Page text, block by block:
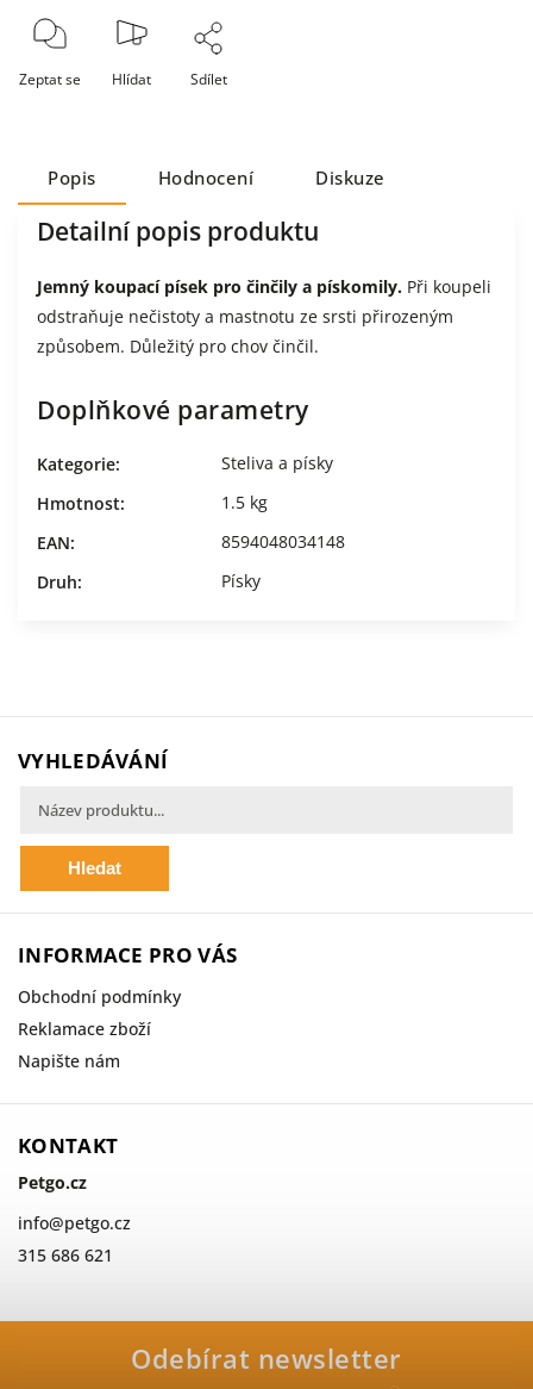
Zeptat se Hlídat Sdílet
Popis Hodnocení Diskuze
Detailní popis produktu
Jemný koupací písek pro činčily a pískomily. Při koupeli
odstraňuje nečistoty a mastnotu ze srsti přirozeným
způsobem. Důležitý pro chov činčil.
Doplňkové parametry
Kategorie:
Steliva a písky
Hmotnost:
1.5 kg
EAN:
8594048034148
Druh: Písky
Odebírat newsletter
VYHLEDÁVÁNÍ
Hledat
INFORMACE PRO VÁS
Obchodní podmínky
Reklamace zboží
Napište nám
KONTAKT
Petgo.cz
info@petgo.cz
315 686 621